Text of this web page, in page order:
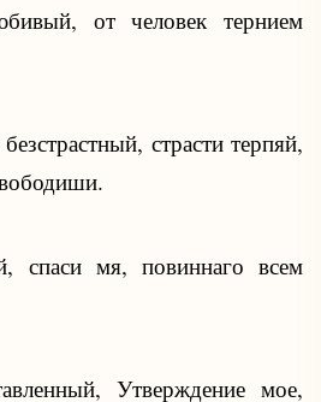
от человек тернием
страсти терпяй,
спаси мя, повиннаго всем
Утверждение мое,